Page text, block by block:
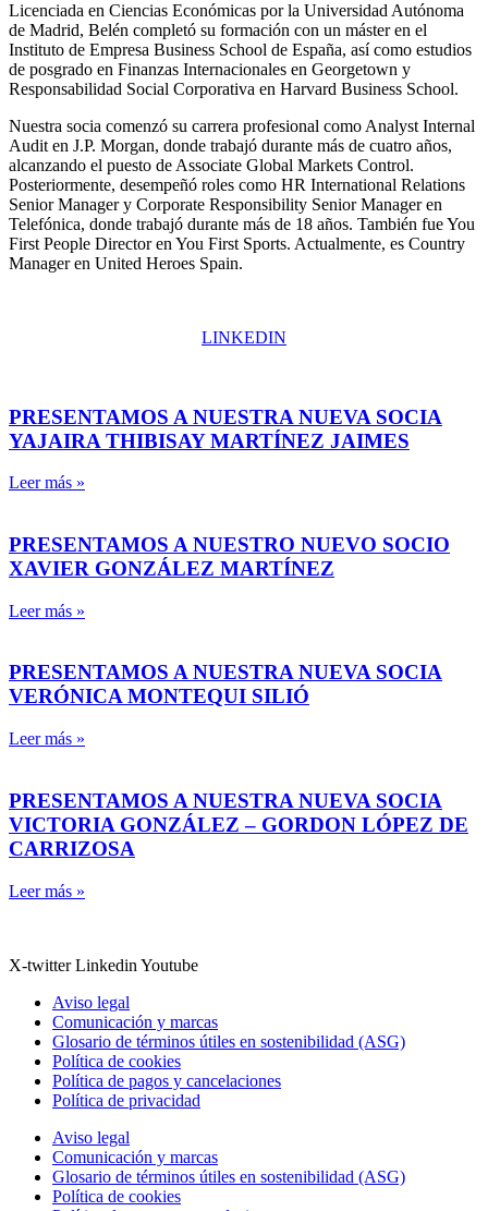
Licenciada en Ciencias Económicas por la Universidad Autónoma
de Madrid, Belén completó su formación con un máster en el
Instituto de Empresa Business School de España, así como estudios
de posgrado en Finanzas Internacionales en Georgetown y
Responsabilidad Social Corporativa en Harvard Business School.
Nuestra socia comenzó su carrera profesional como Analyst Internal
Audit en J.P. Morgan, donde trabajó durante más de cuatro años,
alcanzando el puesto de Associate Global Markets Control.
Posteriormente, desempeñó roles como HR International Relations
Senior Manager y Corporate Responsibility Senior Manager en
Telefónica, donde trabajó durante más de 18 años. También fue You
First People Director en You First Sports. Actualmente, es Country
Manager en United Heroes Spain.
LINKEDIN
PRESENTAMOS A NUESTRA NUEVA SOCIA
YAJAIRA THIBISAY MARTÍNEZ JAIMES
Leer más »
PRESENTAMOS A NUESTRO NUEVO SOCIO
XAVIER GONZÁLEZ MARTÍNEZ
Leer más »
PRESENTAMOS A NUESTRA NUEVA SOCIA
VERÓNICA MONTEQUI SILIÓ
Leer más »
PRESENTAMOS A NUESTRA NUEVA SOCIA
VICTORIA GONZÁLEZ – GORDON LÓPEZ DE
CARRIZOSA
Leer más »
X-twitter Linkedin Youtube
Aviso legal
Comunicación y marcas
Glosario de términos útiles en sostenibilidad (ASG)
Política de cookies
Política de pagos y cancelaciones
Política de privacidad
Aviso legal
Comunicación y marcas
Glosario de términos útiles en sostenibilidad (ASG)
Política de cookies